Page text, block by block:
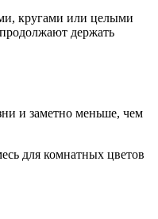
кругами или целыми
держать
и заметно меньше, чем
для комнатных цветов